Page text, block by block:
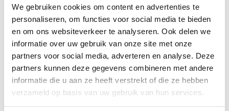
We gebruiken cookies om content en advertenties te
personaliseren, om functies voor social media te bieden
en om ons websiteverkeer te analyseren. Ook delen we
informatie over uw gebruik van onze site met onze
partners voor social media, adverteren en analyse. Deze
partners kunnen deze gegevens combineren met andere
informatie die u aan ze heeft verstrekt of die ze hebben
verzameld op basis van uw gebruik van hun services.
onmisbaar
Met het kampioenschap wil Techniek
Nederland extra aandacht vestigen op
het belang van reparatie en
refurbishment. Voorzitter Mark Harbers
benadrukt dat vakbekwame reparateurs
onmisbaar zijn voor een duurzame